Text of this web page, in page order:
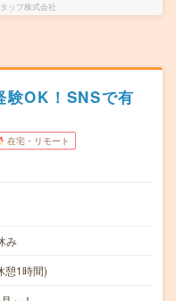
ッフ株式会社
験OK！SNSで有
在宅・リモート
み
1時間)